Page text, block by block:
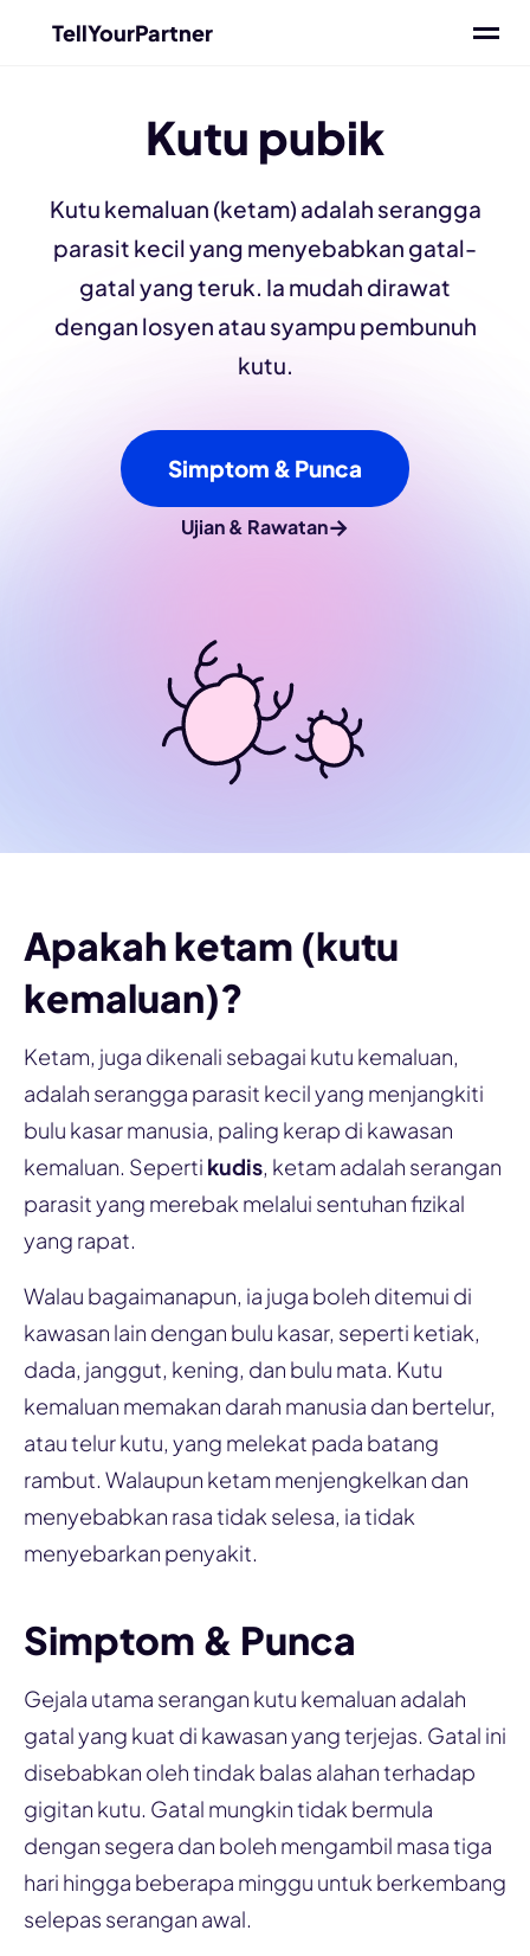
TellYourPartner
Kutu pubik
Kutu kemaluan (ketam) adalah serangga
parasit kecil yang menyebabkan gatal-
gatal yang teruk. Ia mudah dirawat
dengan losyen atau syampu pembunuh
kutu.
Simptom & Punca
Ujian & Rawatan→
Apakah ketam (kutu
kemaluan)?
Ketam, juga dikenali sebagai kutu kemaluan,
adalah serangga parasit kecil yang menjangkiti
bulu kasar manusia, paling kerap di kawasan
kemaluan. Seperti kudis, ketam adalah serangan
parasit yang merebak melalui sentuhan fizikal
yang rapat.
Walau bagaimanapun, ia juga boleh ditemui di
kawasan lain dengan bulu kasar, seperti ketiak,
dada, janggut, kening, dan bulu mata. Kutu
kemaluan memakan darah manusia dan bertelur,
atau telur kutu, yang melekat pada batang
rambut. Walaupun ketam menjengkelkan dan
menyebabkan rasa tidak selesa, ia tidak
menyebarkan penyakit.
Simptom & Punca
Gejala utama serangan kutu kemaluan adalah
gatal yang kuat di kawasan yang terjejas. Gatal ini
disebabkan oleh tindak balas alahan terhadap
gigitan kutu. Gatal mungkin tidak bermula
dengan segera dan boleh mengambil masa tiga
hari hingga beberapa minggu untuk berkembang
selepas serangan awal.